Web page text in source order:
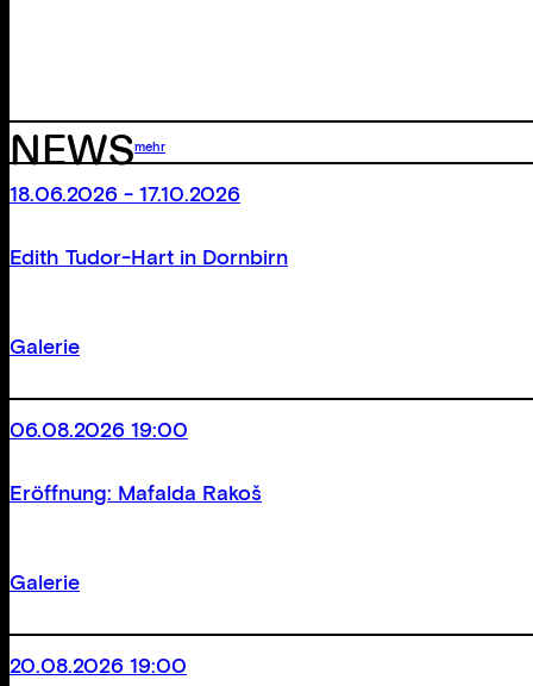
NEWSmehr
18.06.2026 - 17.10.2026
Edith Tudor-Hart in Dornbirn
Galerie
06.08.2026 19:00
Eröffnung: Mafalda Rakoš
Galerie
20.08.2026 19:00